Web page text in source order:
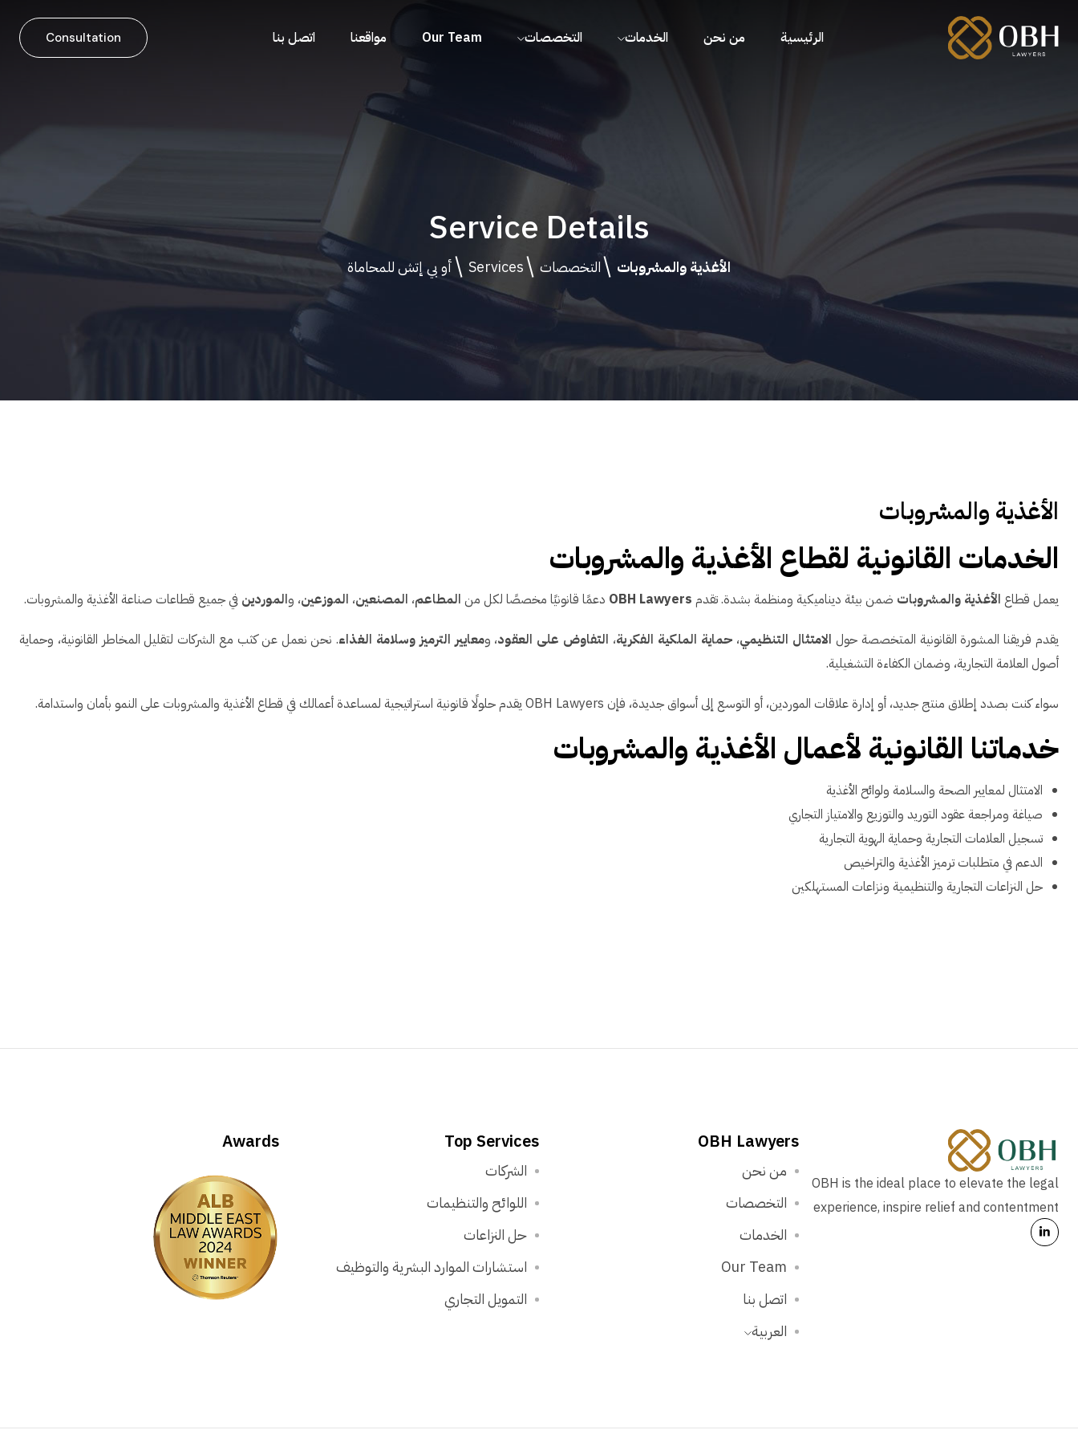
الرئيسية من نحن الخدمات التخصصات Our Team مواقعنا اتصل بنا Consultation
Service Details
الأغذية والمشروبات التخصصات Services أو بي إتش للمحاماة
الأغذية والمشروبات
الخدمات القانونية لقطاع الأغذية والمشروبات
يعمل قطاع الأغذية والمشروبات ضمن بيئة ديناميكية ومنظمة بشدة. تقدم OBH Lawyers دعمًا قانونيًا مخصصًا لكل من المطاعم، المصنعين، الموزعين، والموردين في جميع قطاعات صناعة الأغذية والمشروبات.
يقدم فريقنا المشورة القانونية المتخصصة حول الامتثال التنظيمي، حماية الملكية الفكرية، التفاوض على العقود، ومعايير الترميز وسلامة الغذاء. نحن نعمل عن كثب مع الشركات لتقليل المخاطر القانونية، وحماية
أصول العلامة التجارية، وضمان الكفاءة التشغيلية.
سواء كنت بصدد إطلاق منتج جديد، أو إدارة علاقات الموردين، أو التوسع إلى أسواق جديدة، فإن OBH Lawyers يقدم حلولًا قانونية استراتيجية لمساعدة أعمالك في قطاع الأغذية والمشروبات على النمو بأمان واستدامة.
خدماتنا القانونية لأعمال الأغذية والمشروبات
الامتثال لمعايير الصحة والسلامة ولوائح الأغذية
صياغة ومراجعة عقود التوريد والتوزيع والامتياز التجاري
تسجيل العلامات التجارية وحماية الهوية التجارية
الدعم في متطلبات ترميز الأغذية والتراخيص
حل النزاعات التجارية والتنظيمية ونزاعات المستهلكين
OBH is the ideal place to elevate the legal
experience, inspire relief and contentment
OBH Lawyers
من نحن
التخصصات
الخدمات
Our Team
اتصل بنا
العربية
Top Services
الشركات
اللوائح والتنظيمات
حل النزاعات
استشارات الموارد البشرية والتوظيف
التمويل التجاري
Awards